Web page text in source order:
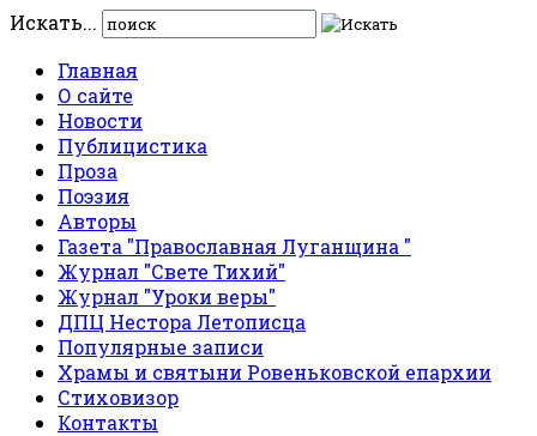
Искать...
Главная
О сайте
Новости
Публицистика
Проза
Поэзия
Авторы
Газета "Православная Луганщина "
Журнал "Свете Тихий"
Журнал "Уроки веры"
ДПЦ Нестора Летописца
Популярные записи
Храмы и святыни Ровеньковской епархии
Стиховизор
Контакты